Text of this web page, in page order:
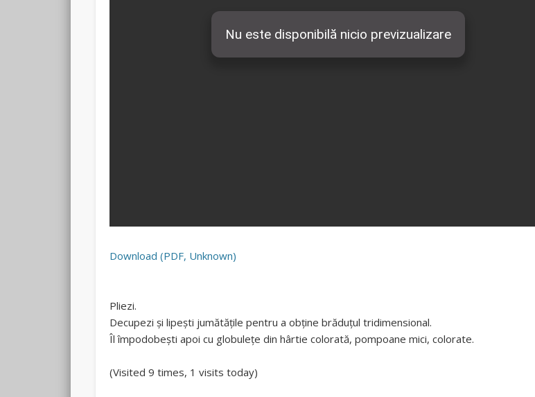
Download (PDF, Unknown)
Pliezi.
Decupezi și lipești jumătățile pentru a obține brăduțul tridimensional.
Îl împodobești apoi cu globulețe din hârtie colorată, pompoane mici, colorate.
(Visited 9 times, 1 visits today)